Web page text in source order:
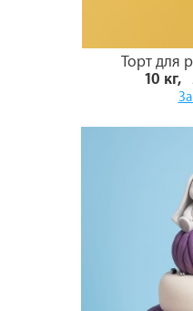
Торт для
10 кг,